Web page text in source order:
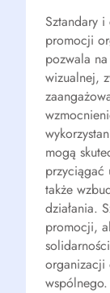
Sztandary
promocji
pozwala
wizualnej,
mogą
przyciągać
także
działania.
promocji,
organizacji
wspólnego.